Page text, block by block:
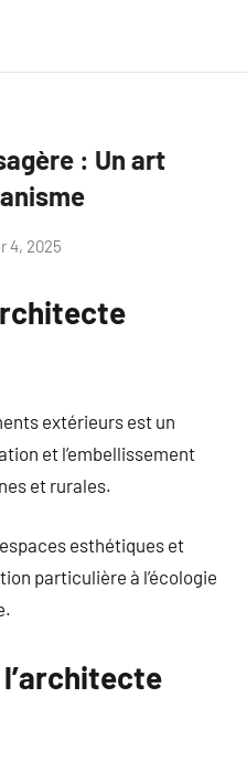
: Un art
4, 2025
extérieurs est un
et l’embellissement
et rurales.
esthétiques et
particulière à l’écologie